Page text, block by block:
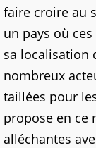
faire croire au
un pays où
sa localisation
nombreux
taillées pour
propose en ce
alléchantes